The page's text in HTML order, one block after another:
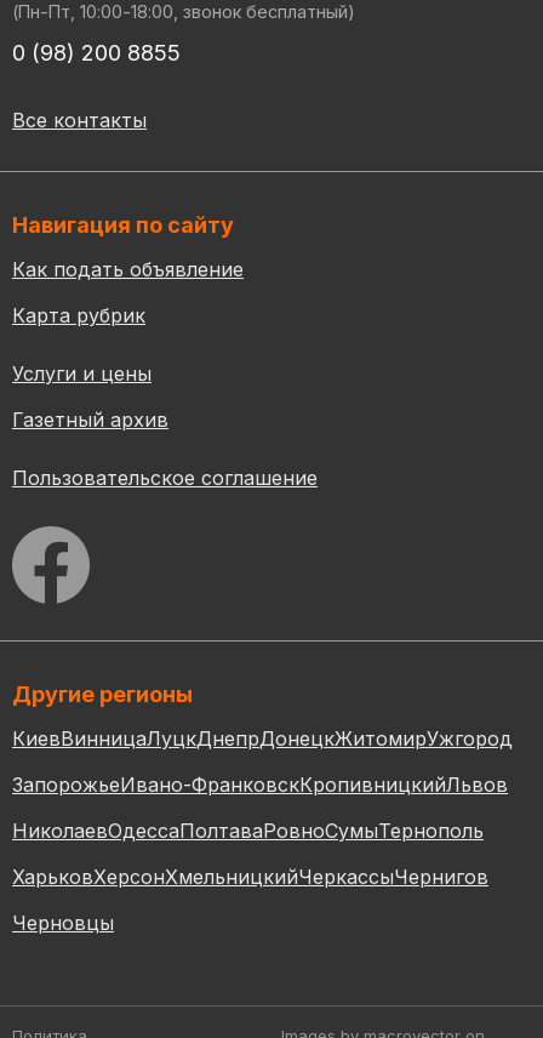
(Пн-Пт, 10:00-18:00, звонок бесплатный)
0 (98) 200 8855
Все контакты
Навигация по сайту
Как подать объявление
Карта рубрик
Услуги и цены
Газетный архив
Пользовательское соглашение
Другие регионы
КиевВинницаЛуцкДнепрДонецкЖитомирУжгород
ЗапорожьеИвано-ФранковскКропивницкийЛьвов
НиколаевОдессаПолтаваРовноСумыТернополь
ХарьковХерсонХмельницкийЧеркассыЧернигов
Черновцы